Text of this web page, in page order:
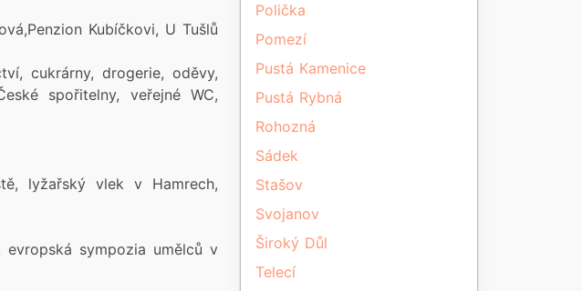
Kubíčkovi, U Tušlů
cukrárny, drogerie, oděvy,
spořitelny, veřejné WC,
lyžařský vlek v Hamrech,
sympozia umělců v
Polička
Pomezí
Pustá Kamenice
Pustá Rybná
Rohozná
Sádek
Stašov
Svojanov
Široký Důl
Telecí